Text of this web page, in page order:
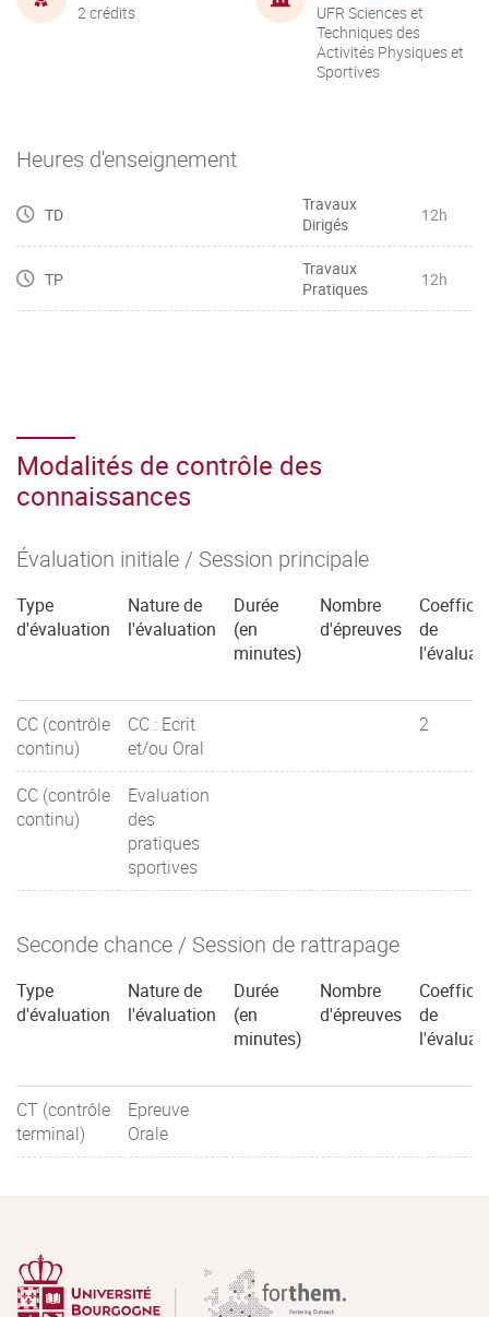
2 crédits
UFR Sciences et
Techniques des
Activités Physiques et
Sportives
Heures d'enseignement
TD
Travaux
Dirigés
12h
TP
Travaux
Pratiques
12h
Modalités de contrôle des
connaissances
Évaluation initiale / Session principale
Type
d'évaluation
Nature de
l'évaluation
Durée
(en
minutes)
Nombre
d'épreuves
de
CC (contrôle
continu)
CC : Ecrit
et/ou Oral
2
CC (contrôle
continu)
Evaluation
des
pratiques
sportives
Seconde chance / Session de rattrapage
Type
d'évaluation
Nature de
l'évaluation
Durée
(en
minutes)
Nombre
d'épreuves
de
CT (contrôle
terminal)
Epreuve
Orale